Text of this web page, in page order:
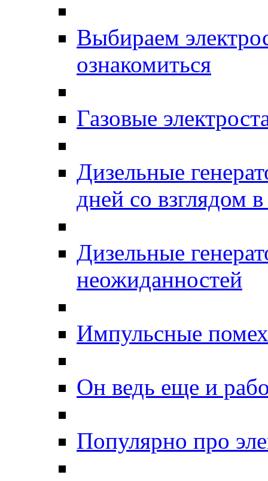
Выбираем
ознакомиться
Газовые
Дизельные
дней со взглядом
Дизельные
неожиданностей
Импульсные
Он ведь еще и
Популярно про